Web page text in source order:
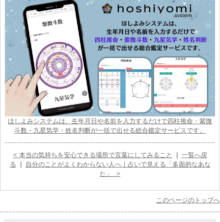
ほしよみシステムは、生年月日や名前を入力するだけで四柱推命・紫微
斗数・九星気学・姓名判断が一括で出せる総合鑑定サービスです。
< 本当の気持ちを安心できる場所で言葉にしてみること | 一覧へ戻
る | 自分のことがよくわからない人へ｜占いで見える「多面的なあな
た」 >
このページのトップへ